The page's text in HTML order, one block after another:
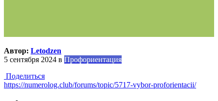
Автор: Letodzen
5 сентября 2024 в Профориентация
Поделиться
https://numerolog.club/forums/topic/5717-vybor-proforientacii/